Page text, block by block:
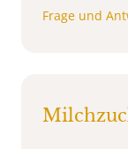
Frage und